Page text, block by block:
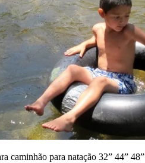
caminhão para natação 32” 44” 48”